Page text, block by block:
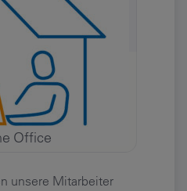
Office
unsere Mitarbeiter